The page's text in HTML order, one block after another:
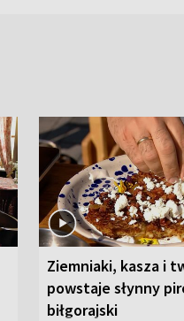
Ziemniaki, kasza i
powstaje słynny
biłgorajski